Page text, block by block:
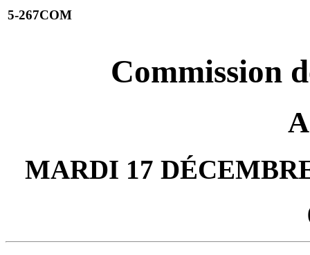
5-267COM
Commission
MARDI 17